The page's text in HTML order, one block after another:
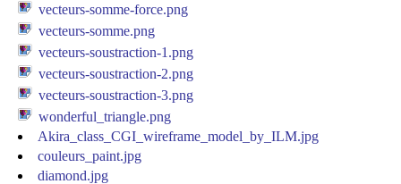
vecteurs-somme-force.png
vecteurs-somme.png
vecteurs-soustraction-1.png
vecteurs-soustraction-2.png
vecteurs-soustraction-3.png
wonderful_triangle.png
Akira_class_CGI_wireframe_model_by_ILM.jpg
couleurs_paint.jpg
diamond.jpg